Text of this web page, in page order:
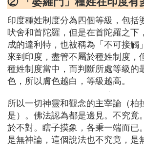
印度種姓制度分為四個等級，包括
吠舍和首陀羅，但是在首陀羅之下
成的達利特，也被稱為「不可接觸
來到印度，盡管不屬於種姓制度，
種姓制度當中，而判斷所處等級的
色，所以膚色越白，等級越高。
所以一切神靈和觀念的主宰論（柏
是）。佛法認為都是邊見。不究竟
於不對。瞎子摸象，各秉一端而已
是無神論，這個說法也不究竟，是